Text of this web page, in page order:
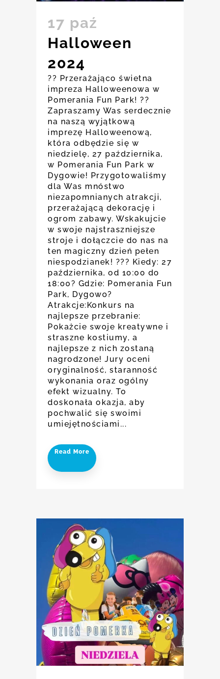
17 paź
Halloween
2024
??️ Przerażająco świetna
impreza Halloweenowa w
Pomerania Fun Park! ?️?
Zapraszamy Was serdecznie
na naszą wyjątkową
imprezę Halloweenową,
która odbędzie się w
niedzielę, 27 października,
w Pomerania Fun Park w
Dygowie! Przygotowaliśmy
dla Was mnóstwo
niezapomnianych atrakcji,
przerażającą dekorację i
ogrom zabawy. Wskakujcie
w swoje najstraszniejsze
stroje i dołączcie do nas na
ten magiczny dzień pełen
niespodzianek! ??? Kiedy: 27
października, od 10:00 do
18:00? Gdzie: Pomerania Fun
Park, Dygowo?
Atrakcje:Konkurs na
najlepsze przebranie:
Pokażcie swoje kreatywne i
straszne kostiumy, a
najlepsze z nich zostaną
nagrodzone! Jury oceni
oryginalność, staranność
wykonania oraz ogólny
efekt wizualny. To
doskonała okazja, aby
pochwalić się swoimi
umiejętnościami...
Read More